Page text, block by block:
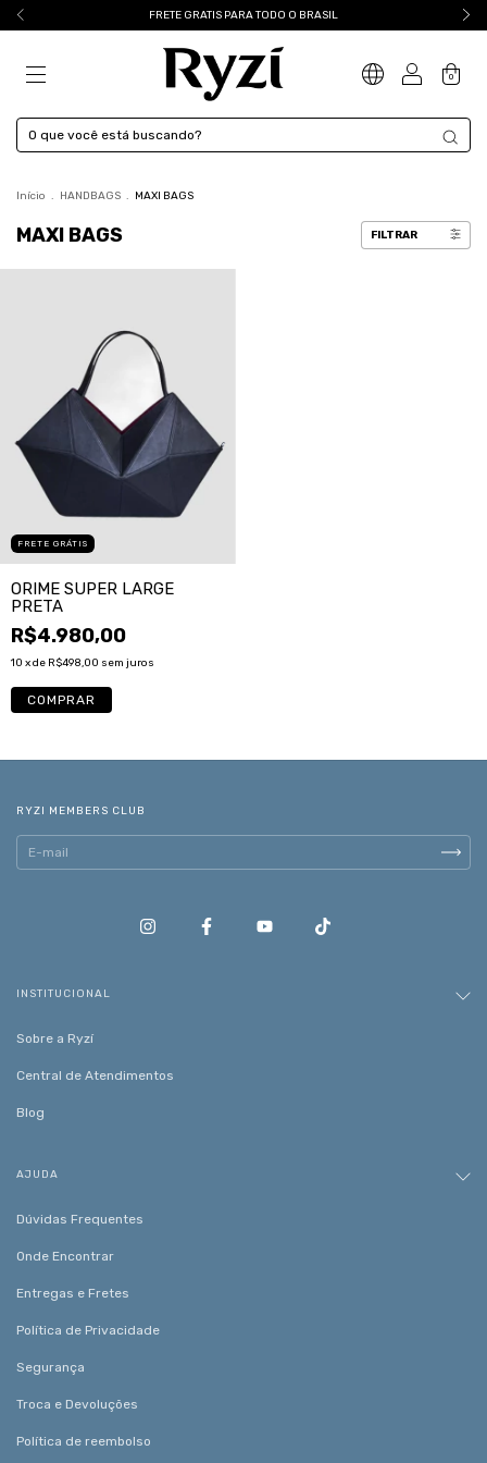
FRETE GRATIS PARA TODO O BRASIL
0
Início . HANDBAGS . MAXI BAGS
MAXI BAGS FILTRAR
FRETE GRÁTIS
ORIME SUPER LARGE
PRETA
R$4.980,00
10 x de R$498,00 sem juros
RYZI MEMBERS CLUB
INSTITUCIONAL
Sobre a Ryzí
Central de Atendimentos
Blog
AJUDA
Dúvidas Frequentes
Onde Encontrar
Entregas e Fretes
Política de Privacidade
Segurança
Troca e Devoluções
Política de reembolso